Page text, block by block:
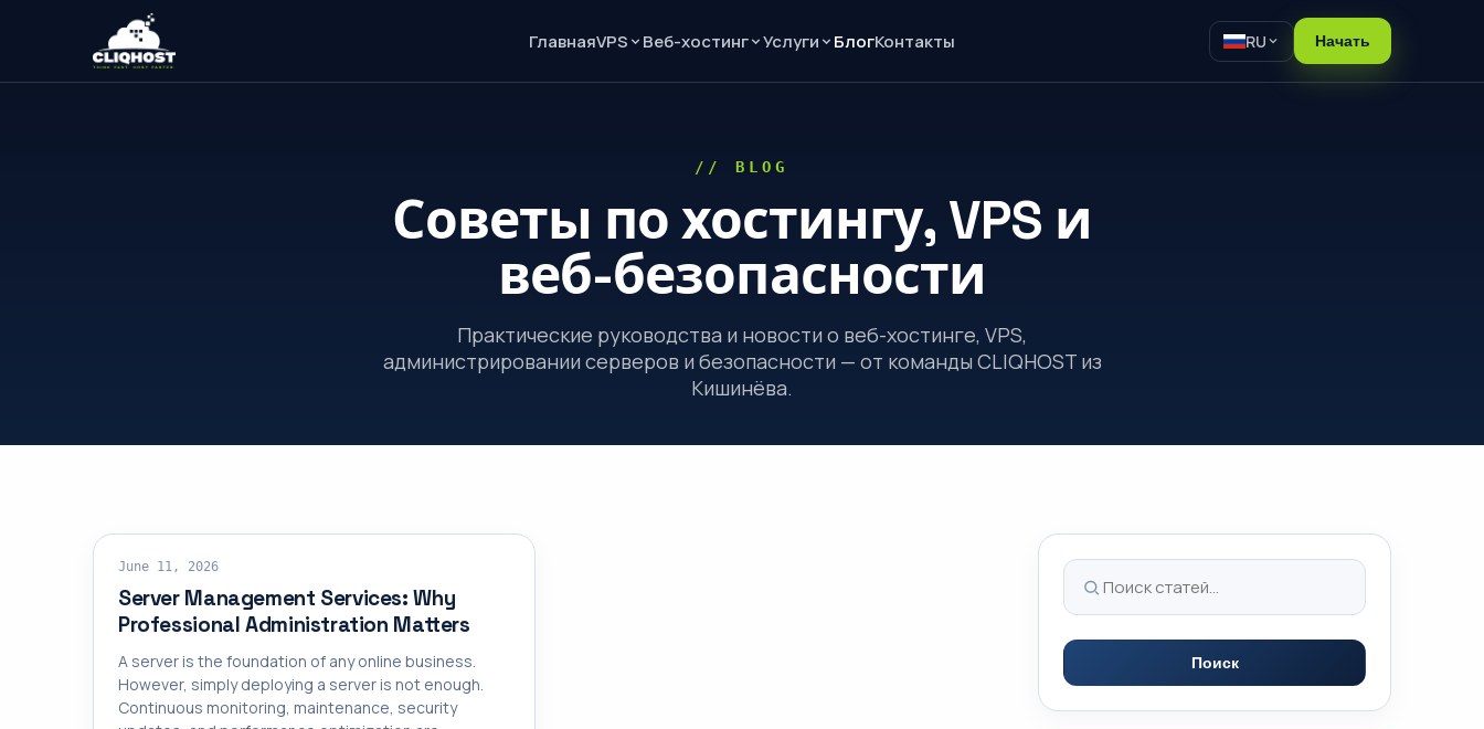
ГлавнаяVPS Веб-хостинг Услуги БлогКонтакты RU Начать
// BLOG
Советы по хостингу, VPS и
веб-безопасности
Практические руководства и новости о веб-хостинге, VPS,
администрировании серверов и безопасности — от команды CLIQHOST из
Кишинёва.
Поиск
SERVER MANAGEMENT
June 11, 2026
Server Management Services: Why
Professional Administration Matters
A server is the foundation of any online business.
However, simply deploying a server is not enough.
Continuous monitoring, maintenance, security